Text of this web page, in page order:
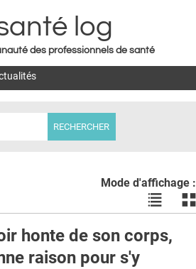
to navigation
log
des professionnels de santé
Mode d'affichage :
Voir
les
en
les
honte de son corps,
raison pour s'y